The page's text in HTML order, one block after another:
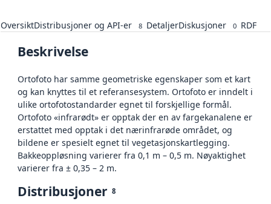
OversiktDistribusjoner og API-er 8 DetaljerDiskusjoner 0 RDF
Beskrivelse
Ortofoto har samme geometriske egenskaper som et kart
og kan knyttes til et referansesystem. Ortofoto er inndelt i
ulike ortofotostandarder egnet til forskjellige formål.
Ortofoto «infrarødt» er opptak der en av fargekanalene er
erstattet med opptak i det nærinfrarøde området, og
bildene er spesielt egnet til vegetasjonskartlegging.
Bakkeoppløsning varierer fra 0,1 m – 0,5 m. Nøyaktighet
varierer fra ± 0,35 – 2 m.
Distribusjoner 8